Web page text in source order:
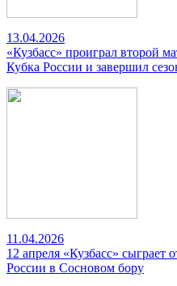
13.04.2026
«Кузбасс» проиграл второй
Кубка России и завершил
11.04.2026
12 апреля «Кузбасс»
России в Сосновом бору